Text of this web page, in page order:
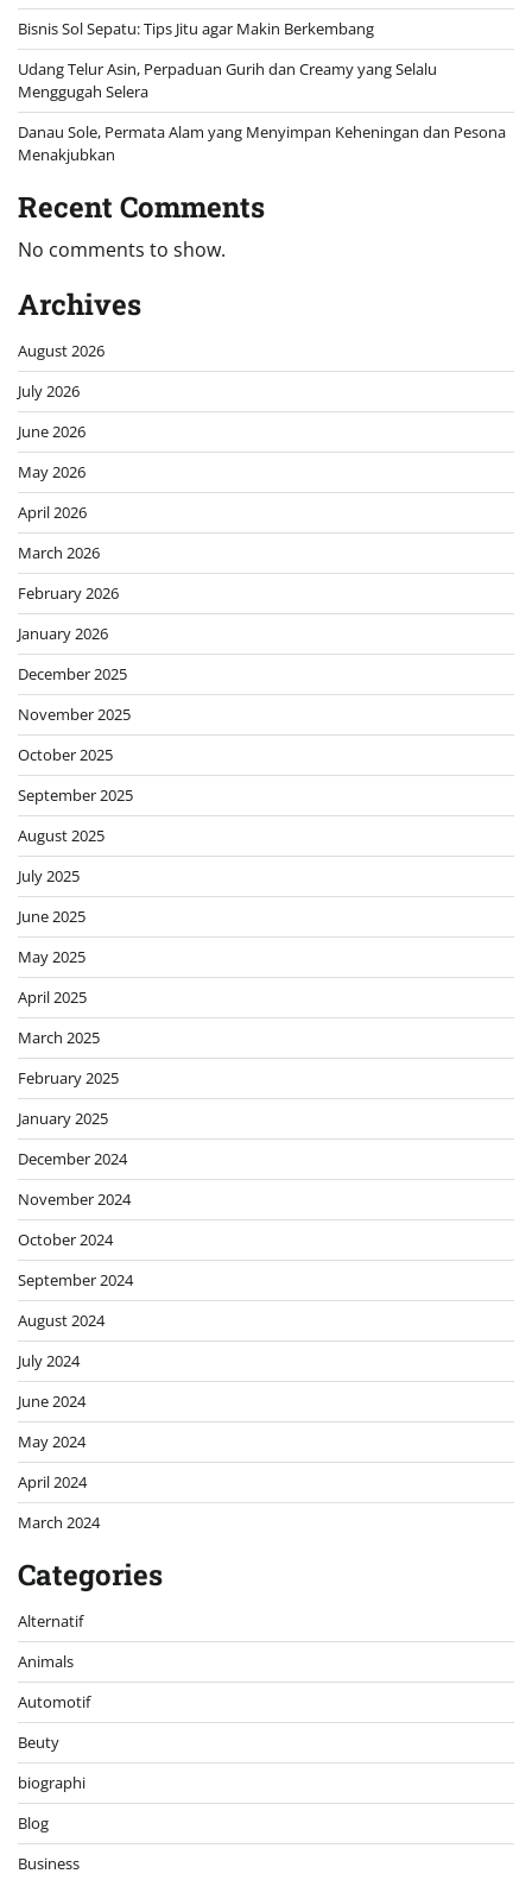
Bisnis Sol Sepatu: Tips Jitu agar Makin Berkembang
Udang Telur Asin, Perpaduan Gurih dan Creamy yang Selalu
Menggugah Selera
Danau Sole, Permata Alam yang Menyimpan Keheningan dan Pesona
Menakjubkan
Recent Comments
No comments to show.
Archives
August 2026
July 2026
June 2026
May 2026
April 2026
March 2026
February 2026
January 2026
December 2025
November 2025
October 2025
September 2025
August 2025
July 2025
June 2025
May 2025
April 2025
March 2025
February 2025
January 2025
December 2024
November 2024
October 2024
September 2024
August 2024
July 2024
June 2024
May 2024
April 2024
March 2024
Categories
Alternatif
Animals
Automotif
Beuty
biographi
Blog
Business